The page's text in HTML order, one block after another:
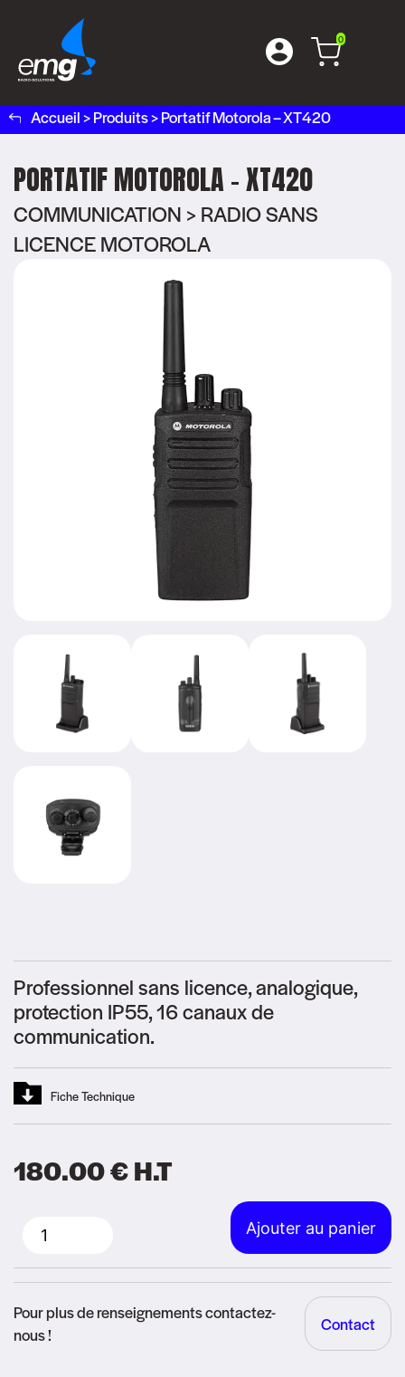
0
Accueil>Produits>Portatif Motorola – XT420
PORTATIF MOTOROLA – XT420
COMMUNICATION > RADIO SANS
LICENCE MOTOROLA
Professionnel sans licence, analogique,
protection IP55, 16 canaux de
communication.
Fiche Technique
180.00€H.T
quantité
de
Portatif
Motorola
Ajouter au panier
Pour plus de renseignements contactez-
nous !
Contact